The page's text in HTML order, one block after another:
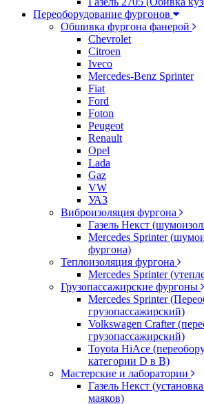
Переоборудование фургонов
Обшивка фургона фанерой
Chevrolet
Citroen
Iveco
Mercedes-Benz Sprinter
Fiat
Ford
Foton
Peugeot
Renault
Opel
Lada
Gaz
VW
УАЗ
Виброизоляция фургона
Газель Некст
Mercedes Sprinter
фургона)
Теплоизоляция фургона
Mercedes Sprinter
Грузопассажирские фургоны
Mercedes Sprinter
грузопассажирский)
Volkswagen Crafter
грузопассажирский)
Toyota HiAce
категории D в B)
Мастерские и лаборатории
Газель Некст
маяков)